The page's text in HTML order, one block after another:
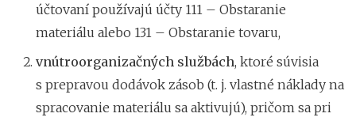
účtovaní používajú účty 111 – Obstaranie
materiálu alebo 131 – Obstaranie tovaru,
vnútroorganizačných službách, ktoré súvisia
s prepravou dodávok zásob (t. j. vlastné náklady na
spracovanie materiálu sa aktivujú), pričom sa pri